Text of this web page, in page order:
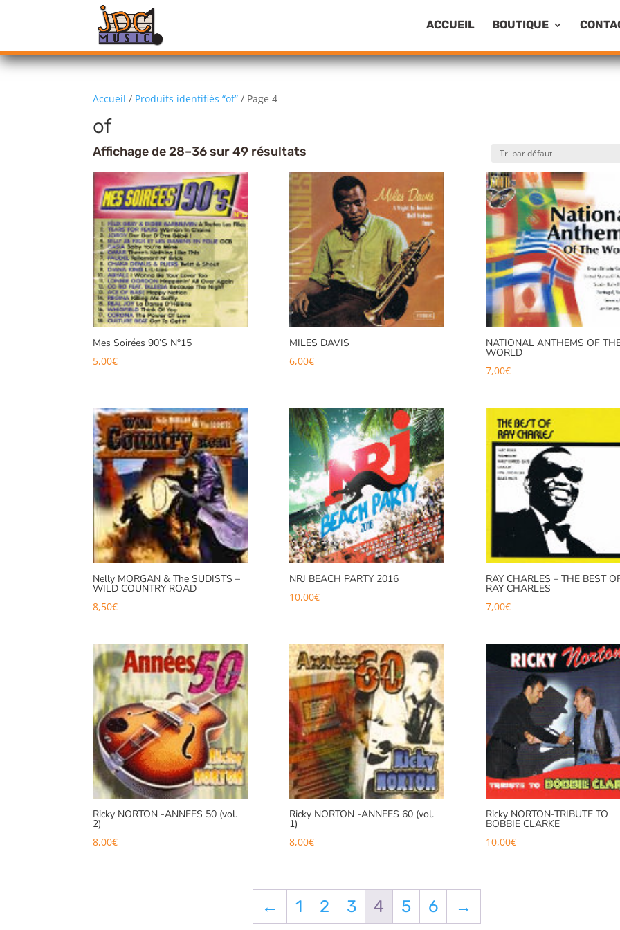
ACCUEIL BOUTIQUE
Accueil / Produits identifiés “of” / Page 4
of
Affichage de 28–36 sur 49 résultats
Mes Soirées 90’S N°15
5,00€
MILES DAVIS
6,00€
NATIONAL ANTHEMS OF
WORLD
7,00€
Nelly MORGAN & The SUDISTS –
WILD COUNTRY ROAD
8,50€
NRJ BEACH PARTY 2016
10,00€
RAY CHARLES – THE BEST
RAY CHARLES
7,00€
Ricky NORTON -ANNEES 50 (vol.
2)
8,00€
Ricky NORTON -ANNEES 60 (vol.
1)
8,00€
Ricky NORTON-TRIBUTE TO
BOBBIE CLARKE
10,00€
← 1 2 3 4 5 6 →